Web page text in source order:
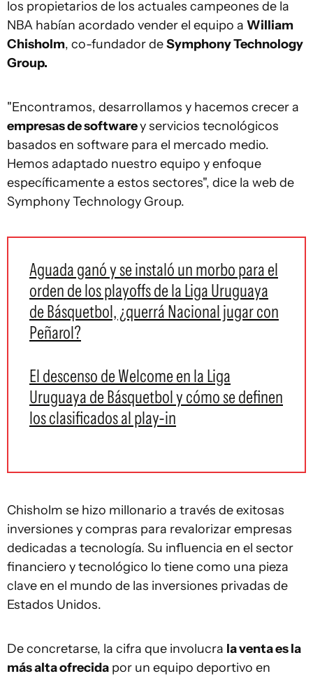
los propietarios de los actuales campeones de la
NBA habían acordado vender el equipo a William
Chisholm, co-fundador deSymphony Technology
Group.
"Encontramos, desarrollamos y hacemos crecer a
empresas de softwarey servicios tecnológicos
basados en software para el mercado medio.
Hemos adaptado nuestro equipo y enfoque
específicamente a estos sectores", dice la web de
Symphony Technology Group.
Aguada ganó y se instaló un morbo para el
orden de los playoffs de la Liga Uruguaya
de Básquetbol, ¿querrá Nacional jugar con
Peñarol?
El descenso de Welcome en la Liga
Uruguaya de Básquetbol y cómo se definen
los clasificados al play-in
Chisholm se hizo millonario a través de exitosas
inversiones y compras para revalorizar empresas
dedicadas a tecnología. Su influencia en el sector
financiero y tecnológico lo tiene como una pieza
clave en el mundo de las inversiones privadas de
Estados Unidos.
De concretarse, la cifra que involucra la venta es la
más alta ofrecida por un equipo deportivo en